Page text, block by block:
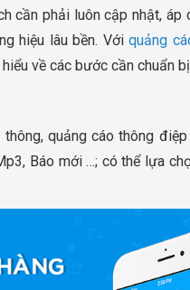
cần phải luôn cập nhật,
hiệu lâu bền. Vớiquảng
về các bước cần chuẩn
quảng cáo thông
Báo mới …; có thể lựa